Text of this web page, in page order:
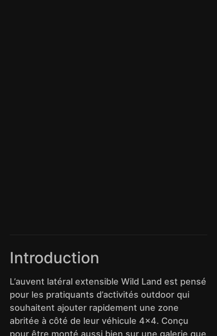
Introduction
L’auvent latéral extensible Wild Land est pensé
pour les pratiquants d’activités outdoor qui
souhaitent ajouter rapidement une zone
abritée à côté de leur véhicule 4×4. Conçu